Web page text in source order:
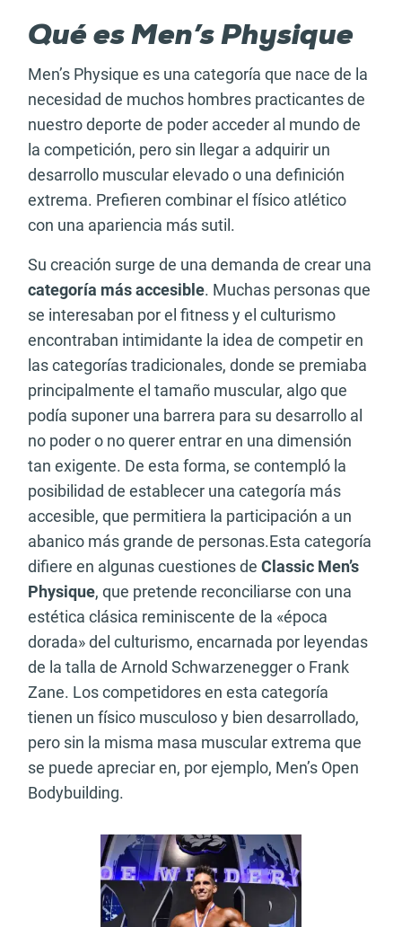
Qué es Men’s Physique
Men’s Physique es una categoría que nace de la
necesidad de muchos hombres practicantes de
nuestro deporte de poder acceder al mundo de
la competición, pero sin llegar a adquirir un
desarrollo muscular elevado o una definición
extrema. Prefieren combinar el físico atlético
con una apariencia más sutil.
Su creación surge de una demanda de crear una
categoría más accesible. Muchas personas que
se interesaban por el fitness y el culturismo
encontraban intimidante la idea de competir en
las categorías tradicionales, donde se premiaba
principalmente el tamaño muscular, algo que
podía suponer una barrera para su desarrollo al
no poder o no querer entrar en una dimensión
tan exigente. De esta forma, se contempló la
posibilidad de establecer una categoría más
accesible, que permitiera la participación a un
abanico más grande de personas.Esta categoría
difiere en algunas cuestiones de Classic Men’s
Physique, que pretende reconciliarse con una
estética clásica reminiscente de la «época
dorada» del culturismo, encarnada por leyendas
de la talla de Arnold Schwarzenegger o Frank
Zane. Los competidores en esta categoría
tienen un físico musculoso y bien desarrollado,
pero sin la misma masa muscular extrema que
se puede apreciar en, por ejemplo, Men’s Open
Bodybuilding.